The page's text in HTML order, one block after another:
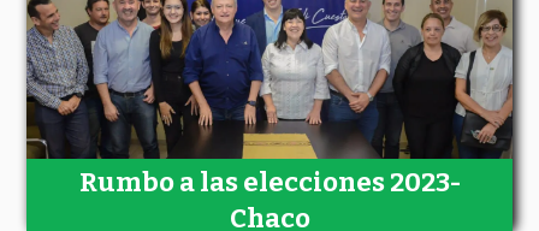
Rumbo a las elecciones 2023-
Chaco